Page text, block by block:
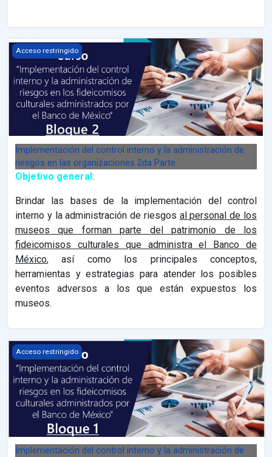
Implementación del control interno y la administración de
Acceso restringido
Implementación del control interno y la administración de
riesgos en las organizaciones 2da Parte
Objetivo general:
Brindar las bases de la implementación del control
interno y la administración de riesgos al personal de los
museos que forman parte del patrimonio de los
fideicomisos culturales que administra el Banco de
México, así como los principales conceptos,
herramientas y estrategias para atender los posibles
eventos adversos a los que están expuestos los
museos.
Implementación del control interno y la administración de
Acceso restringido
Implementación del control interno y la administración de